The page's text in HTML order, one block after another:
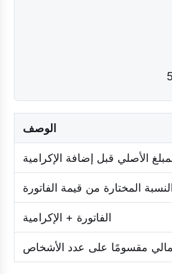
الوصف
الأصلي قبل إضافة الإكرامية
النسبة المختارة من قيمة الفاتورة
الفاتورة + الإكرامية
مقسومًا على عدد الأشخاص